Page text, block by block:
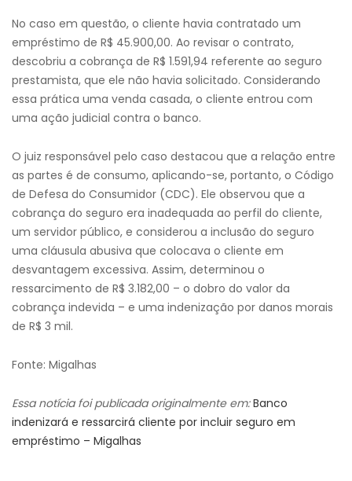
No caso em questão, o cliente havia contratado um
empréstimo de R$ 45.900,00. Ao revisar o contrato,
descobriu a cobrança de R$ 1.591,94 referente ao seguro
prestamista, que ele não havia solicitado. Considerando
essa prática uma venda casada, o cliente entrou com
uma ação judicial contra o banco.
O juiz responsável pelo caso destacou que a relação entre
as partes é de consumo, aplicando-se, portanto, o Código
de Defesa do Consumidor (CDC). Ele observou que a
cobrança do seguro era inadequada ao perfil do cliente,
um servidor público, e considerou a inclusão do seguro
uma cláusula abusiva que colocava o cliente em
desvantagem excessiva. Assim, determinou o
ressarcimento de R$ 3.182,00 – o dobro do valor da
cobrança indevida – e uma indenização por danos morais
de R$ 3 mil.
Fonte: Migalhas
Essa notícia foi publicada originalmente em: Banco
indenizará e ressarcirá cliente por incluir seguro em
empréstimo – Migalhas